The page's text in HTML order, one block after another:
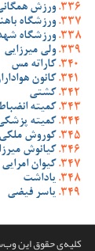
ورزش
ورزشگاه
ورزشگاه
ولی میرزایی
کاراته مس
کانون
کشتی
کمیته
کمیته
کوروش ملکی
کیانوش
کیوان امرایی
یاداشت
یاسر فیضی
کلیه‌ی حقوق این